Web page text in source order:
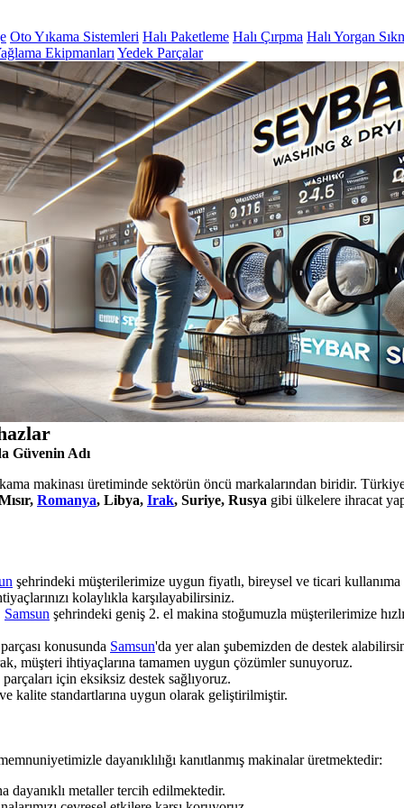
Oto Yıkama Sistemleri Halı Paketleme Halı Çırpma Halı Yorgan
Ekipmanları Yedek Parçalar
Güvenin Adı
makinası üretiminde sektörün öncü markalarından biridir.
Romanya, Libya, Irak, Suriye, Rusya gibi ülkelere ihracat
şehrindeki müşterilerimize uygun fiyatlı, bireysel ve ticari
kolaylıkla karşılayabilirsiniz.
Samsun şehrindeki geniş 2. el makina stoğumuzla müşterilerimize
konusunda Samsun'da yer alan şubemizden de destek
müşteri ihtiyaçlarına tamamen uygun çözümler sunuyoruz.
için eksiksiz destek sağlıyoruz.
kalite standartlarına uygun olarak geliştirilmiştir.
dayanıklılığı kanıtlanmış makinalar üretmektedir:
metaller tercih edilmektedir.